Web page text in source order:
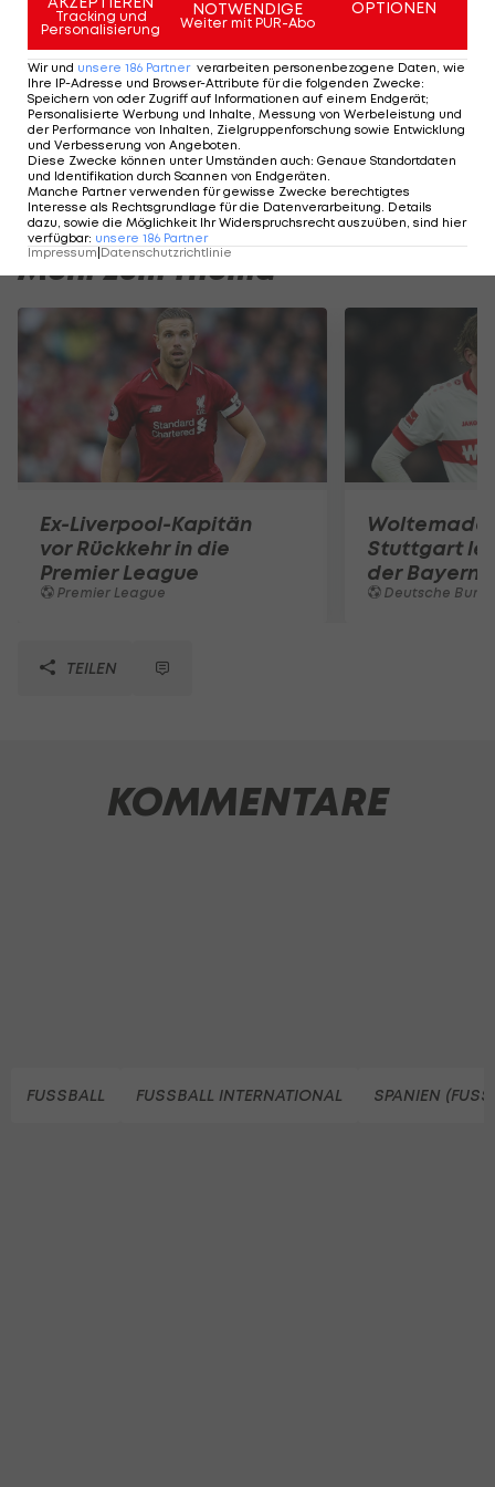
Ausgangsposition verschafft.
HIGHLIGHTS: LASK - SK Sturm Graz
Fußball - Frauen-Bundesliga
FC Blau-Weiß Linz
Fußball -
Mehr zum Thema
Ex-Liverpool-Kapitän
vor Rückkehr in die
Premier League
Premier League
Stuttgart
der Bayern
Deutsche
TEILEN
KOMMENTARE
FUSSBALL FUSSBALL INTERNATIONAL SPANIEN
Tracking und
Personalisierung
NOTWENDIGE
Weiter mit PUR-Abo
OPTIONEN
Wir und unsere 186 Partner verarbeiten personenbezogene Daten, wie
Ihre IP-Adresse und Browser-Attribute für die folgenden Zwecke:
Speichern von oder Zugriff auf Informationen auf einem Endgerät;
Personalisierte Werbung und Inhalte, Messung von Werbeleistung und
der Performance von Inhalten, Zielgruppenforschung sowie Entwicklung
und Verbesserung von Angeboten
Diese Zwecke können unter Umständen auch: Genaue Standortdaten
und Identifikation durch Scannen von Endgeräten
Manche Partner verwenden für gewisse Zwecke berechtigtes
Interesse als Rechtsgrundlage für die Datenverarbeitung. Details
dazu, sowie die Möglichkeit Ihr Widerspruchsrecht auszuüben, sind hier
verfügbar: unsere 186 Partner
Impressum|Datenschutzrichtlinie